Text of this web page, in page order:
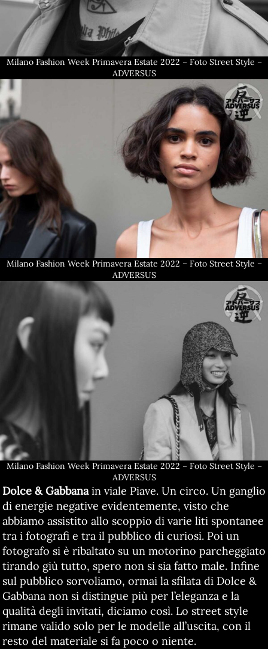
Milano Fashion Week Primavera Estate 2022 – Foto Street Style –
ADVERSUS
Milano Fashion Week Primavera Estate 2022 – Foto Street Style –
ADVERSUS
Milano Fashion Week Primavera Estate 2022 – Foto Street Style –
ADVERSUS
Dolce & Gabbanain viale Piave. Un circo. Un ganglio
di energie negative evidentemente, visto che
abbiamo assistito allo scoppio di varie liti spontanee
tra i fotografi e tra il pubblico di curiosi. Poi un
fotografo si è ribaltato su un motorino parcheggiato
tirando giù tutto, spero non si sia fatto male. Infine
sul pubblico sorvoliamo, ormai la sfilata di Dolce &
Gabbana non si distingue più per l’eleganza e la
qualità degli invitati, diciamo così. Lo street style
rimane valido solo per le modelle all’uscita, con il
resto del materiale si fa poco o niente.